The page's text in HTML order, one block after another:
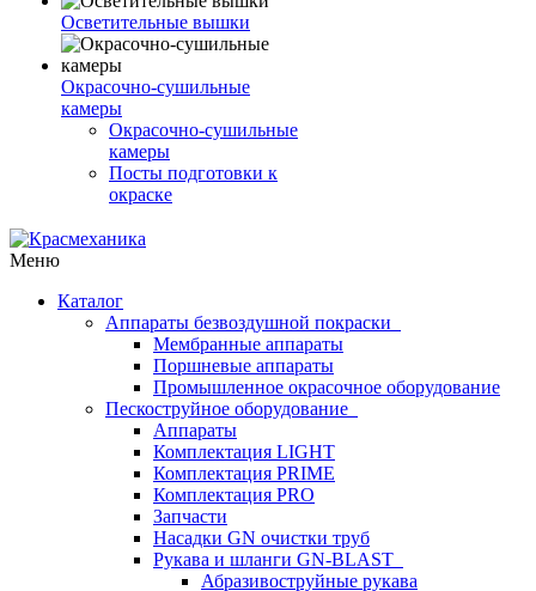
Осветительные вышки
Окрасочно-сушильные
камеры
Окрасочно-сушильные
камеры
Посты подготовки к
окраске
Меню
Каталог
Аппараты безвоздушной покраски
Мембранные аппараты
Поршневые аппараты
Промышленное окрасочное оборудование
Пескоструйное оборудование
Аппараты
Комплектация LIGHT
Комплектация PRIME
Комплектация PRO
Запчасти
Насадки GN очистки труб
Рукава и шланги GN-BLAST
Абразивоструйные рукава